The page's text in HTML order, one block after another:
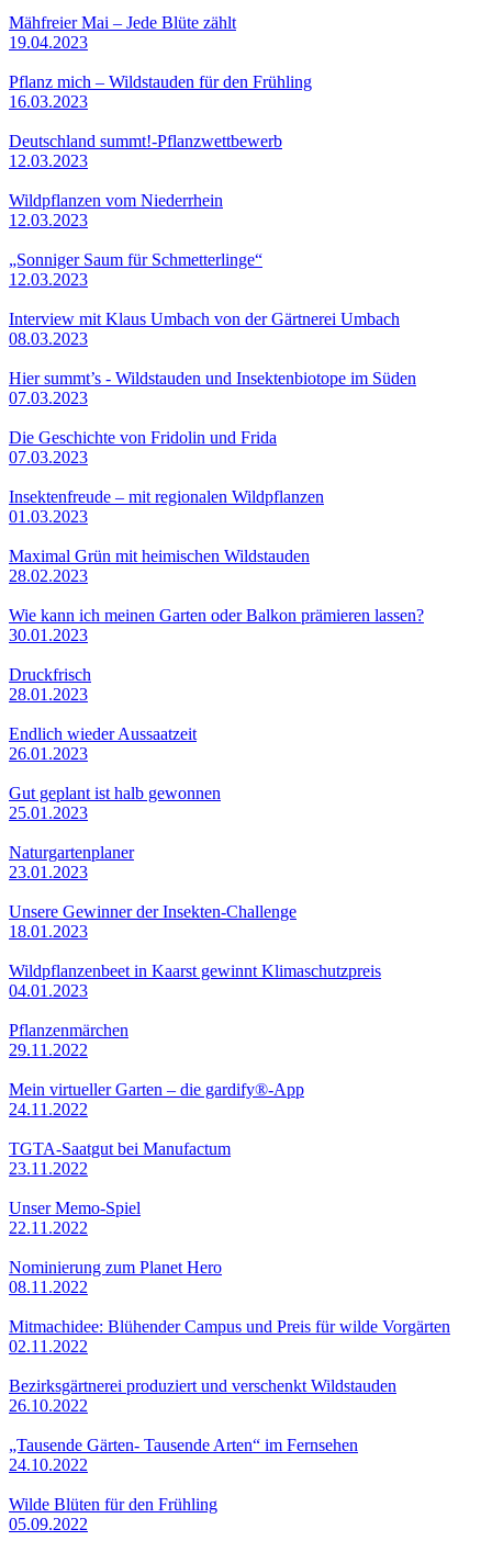
Mähfreier Mai – Jede Blüte zählt
19.04.2023
Pflanz mich – Wildstauden für den Frühling
16.03.2023
Deutschland summt!-Pflanzwettbewerb
12.03.2023
Wildpflanzen vom Niederrhein
12.03.2023
„Sonniger Saum für Schmetterlinge“
12.03.2023
Interview mit Klaus Umbach von der Gärtnerei Umbach
08.03.2023
Hier summt’s - Wildstauden und Insektenbiotope im Süden
07.03.2023
Die Geschichte von Fridolin und Frida
07.03.2023
Insektenfreude – mit regionalen Wildpflanzen
01.03.2023
Maximal Grün mit heimischen Wildstauden
28.02.2023
Wie kann ich meinen Garten oder Balkon prämieren lassen?
30.01.2023
Druckfrisch
28.01.2023
Endlich wieder Aussaatzeit
26.01.2023
Gut geplant ist halb gewonnen
25.01.2023
Naturgartenplaner
23.01.2023
Unsere Gewinner der Insekten-Challenge
18.01.2023
Wildpflanzenbeet in Kaarst gewinnt Klimaschutzpreis
04.01.2023
Pflanzenmärchen
29.11.2022
Mein virtueller Garten – die gardify®-App
24.11.2022
TGTA-Saatgut bei Manufactum
23.11.2022
Unser Memo-Spiel
22.11.2022
Nominierung zum Planet Hero
08.11.2022
Mitmachidee: Blühender Campus und Preis für wilde Vorgärten
02.11.2022
Bezirksgärtnerei produziert und verschenkt Wildstauden
26.10.2022
„Tausende Gärten- Tausende Arten“ im Fernsehen
24.10.2022
Wilde Blüten für den Frühling
05.09.2022